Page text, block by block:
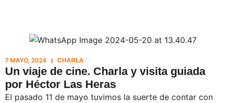
7 MAYO, 2024 CHARLA
Un viaje de cine. Charla y visita guiada
por Héctor Las Heras
El pasado 11 de mayo tuvimos la suerte de contar con